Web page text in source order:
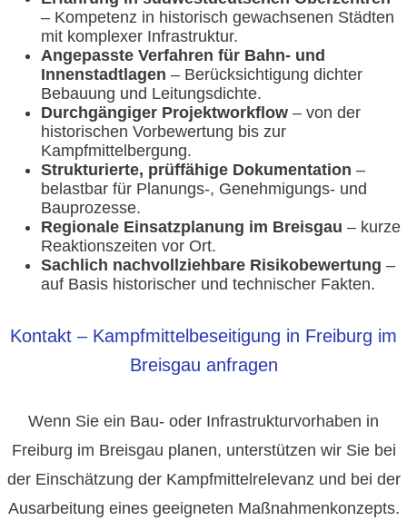
– Kompetenz in historisch gewachsenen Städten
mit komplexer Infrastruktur.
Angepasste Verfahren für Bahn- und
Innenstadtlagen – Berücksichtigung dichter
Bebauung und Leitungsdichte.
Durchgängiger Projektworkflow – von der
historischen Vorbewertung bis zur
Kampfmittelbergung.
Strukturierte, prüffähige Dokumentation –
belastbar für Planungs-, Genehmigungs- und
Bauprozesse.
Regionale Einsatzplanung im Breisgau – kurze
Reaktionszeiten vor Ort.
Sachlich nachvollziehbare Risikobewertung –
auf Basis historischer und technischer Fakten.
Kontakt – Kampfmittelbeseitigung in Freiburg im
Breisgau anfragen
Wenn Sie ein Bau- oder Infrastrukturvorhaben in
Freiburg im Breisgau planen, unterstützen wir Sie bei
der Einschätzung der Kampfmittelrelevanz und bei der
Ausarbeitung eines geeigneten Maßnahmenkonzepts.